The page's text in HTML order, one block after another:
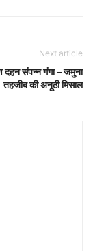
Next article
दहन संपन्न गंगा – जमुना
तहजीब की अनूठी मिसाल